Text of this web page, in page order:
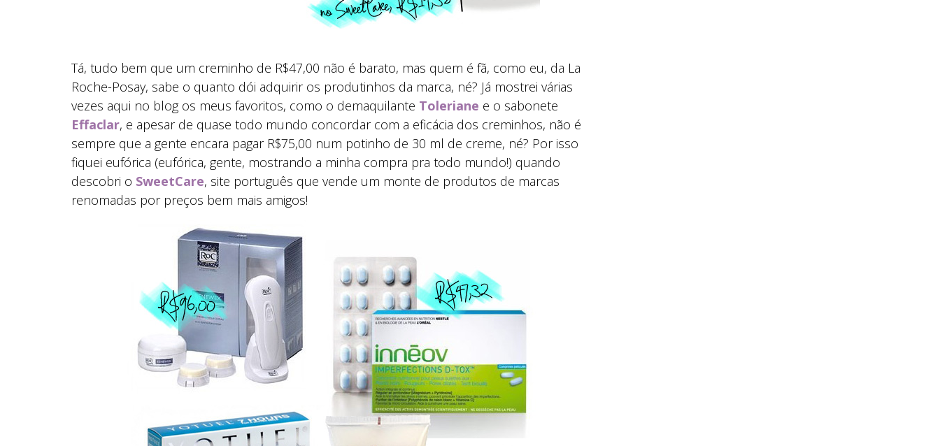
Tá, tudo bem que um creminho de R$47,00 não é barato, mas quem é fã, como eu, da La
Roche-Posay, sabe o quanto dói adquirir os produtinhos da marca, né? Já mostrei várias
vezes aqui no blog os meus favoritos, como o demaquilante Toleriane e o sabonete
Effaclar, e apesar de quase todo mundo concordar com a eficácia dos creminhos, não é
sempre que a gente encara pagar R$75,00 num potinho de 30 ml de creme, né? Por isso
fiquei eufórica (eufórica, gente, mostrando a minha compra pra todo mundo!) quando
descobri o SweetCare, site português que vende um monte de produtos de marcas
renomadas por preços bem mais amigos!